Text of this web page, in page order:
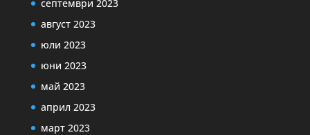
септември 2023
август 2023
юли 2023
юни 2023
май 2023
април 2023
март 2023